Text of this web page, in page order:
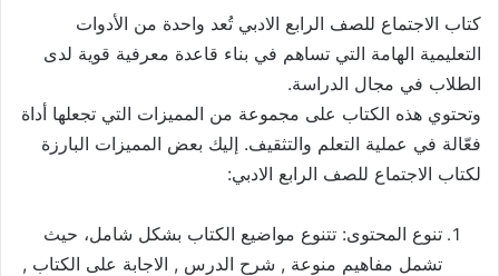
كتاب الاجتماع للصف الرابع الادبي تُعد واحدة من الأدوات
التعليمية الهامة التي تساهم في بناء قاعدة معرفية قوية لدى
الطلاب في مجال الدراسة.
وتحتوي هذه الكتاب على مجموعة من المميزات التي تجعلها أداة
فعّالة في عملية التعلم والتثقيف. إليك بعض المميزات البارزة
لكتاب الاجتماع للصف الرابع الادبي:
تنوع المحتوى: تتنوع مواضيع الكتاب بشكل شامل، حيث
تشمل مفاهيم منوعة , شرح الدرس , الاجابة على الكتاب ,